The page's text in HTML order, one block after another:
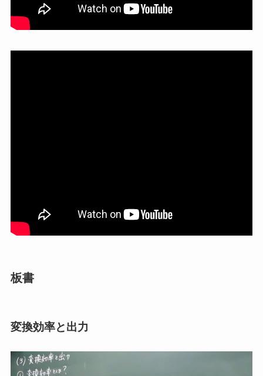
板書
変換効率と出力